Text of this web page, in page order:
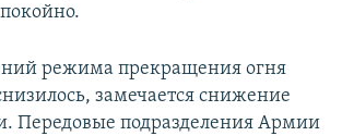
режима прекращения огня
замечается снижение
Передовые подразделения Армии